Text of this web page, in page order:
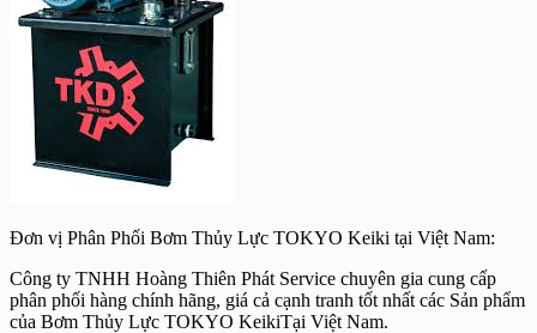
Đơn vị Phân Phối Bơm Thủy Lực TOKYO Keiki tại Việt Nam:
Công ty TNHH Hoàng Thiên Phát Service chuyên gia cung cấp
phân phối hàng chính hãng, giá cả cạnh tranh tốt nhất các Sản phẩm
của Bơm Thủy Lực TOKYO KeikiTại Việt Nam.